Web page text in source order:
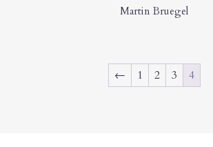
Martin Bruegel
← 1 2 3 4